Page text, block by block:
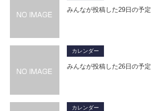
みんなが投稿した29日の予定
カレンダー
みんなが投稿した26日の予定
カレンダー